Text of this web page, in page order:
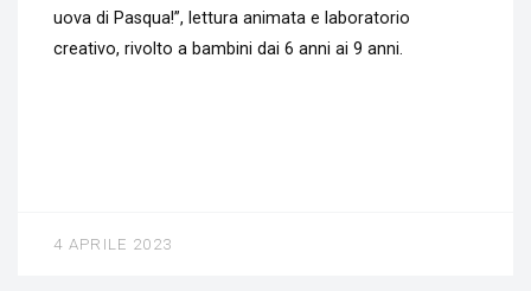
uova di Pasqua!”, lettura animata e laboratorio
creativo, rivolto a bambini dai 6 anni ai 9 anni.
4 APRILE 2023